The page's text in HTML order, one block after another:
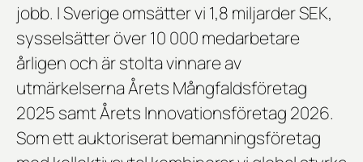
jobb. I Sverige omsätter vi 1,8 miljarder SEK,
sysselsätter över 10 000 medarbetare
årligen och är stolta vinnare av
utmärkelsernaÅrets Mångfaldsföretag
2025 samtÅrets Innovationsföretag 2026.
Som ett auktoriserat bemanningsföretag